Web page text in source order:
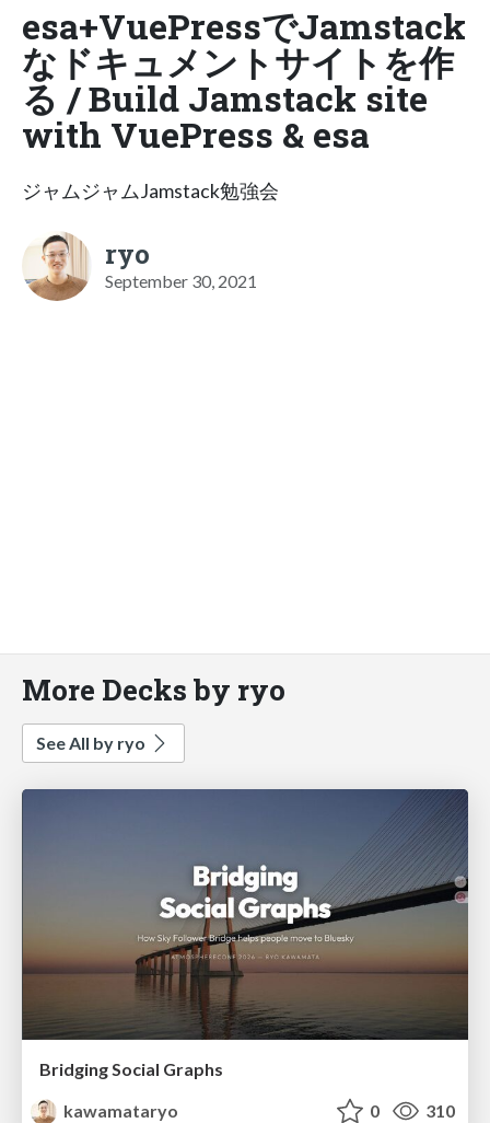
esa+VuePressでJamstack
なドキュメントサイトを作
る / Build Jamstack site
with VuePress & esa
ジャムジャムJamstack勉強会
ryo
September 30, 2021
More Decks by ryo
See All by ryo
Bridging Social Graphs
kawamataryo
0 310